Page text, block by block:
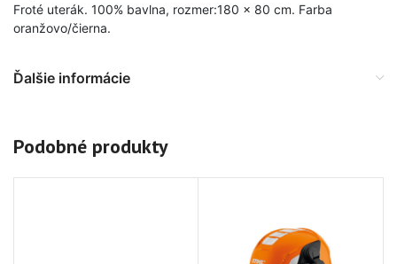
Froté uterák. 100% bavlna, rozmer:180 x 80 cm. Farba
oranžovo/čierna.
Ďalšie informácie
Podobné produkty